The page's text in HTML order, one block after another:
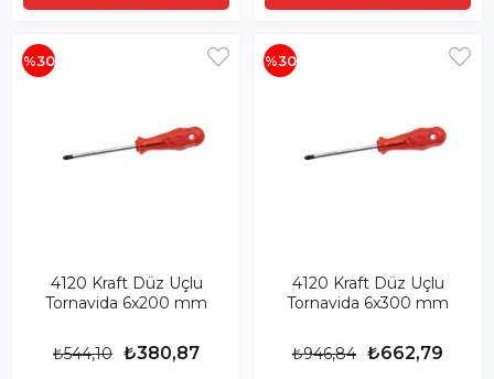
4120 Kraft Düz Uçlu
Tornavida 6x200 mm
₺380,87
₺544,10
%30
4120 Kraft Düz Uçlu
Tornavida 6x300 mm
₺662,79
₺946,84
%30